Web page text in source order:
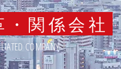
関係会社
COMPANY